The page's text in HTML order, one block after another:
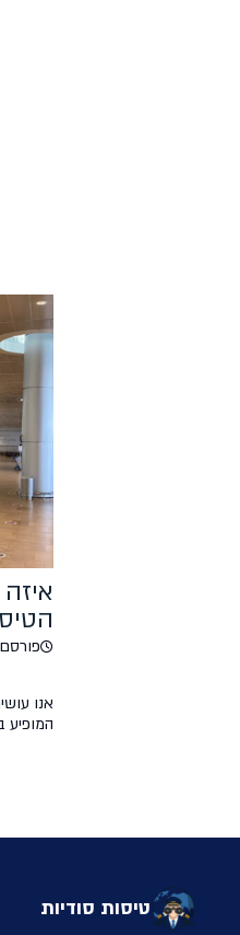
פורסם
אנו
המופיע
טיסות סודיות